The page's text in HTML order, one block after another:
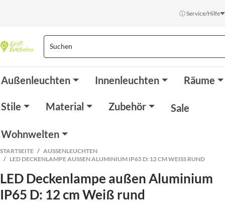
ⓘ Service/Hilfe
Außenleuchten Innenleuchten Räume
Stile Material Zubehör Sale
Wohnwelten
STARTSEITE
AUSSENLEUCHTEN
LED DECKENLAMPE AUSSEN ALUMINIUM IP65 D: 12 CM WEISS RUND
LED Deckenlampe außen Aluminium
IP65 D: 12 cm Weiß rund